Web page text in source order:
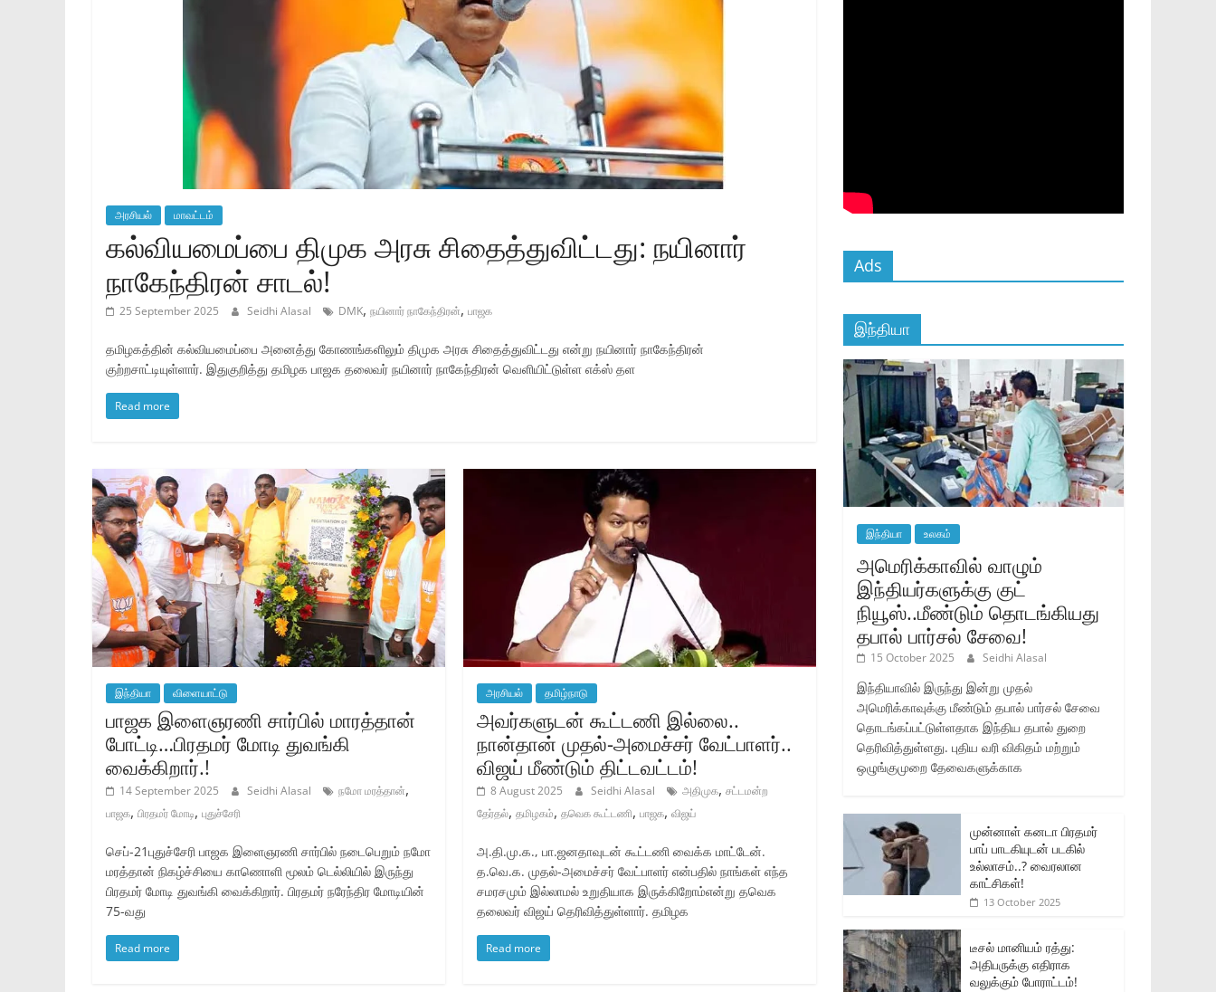
அரசியல் மாவட்டம்
கல்வியமைப்பை திமுக அரசு சிதைத்துவிட்டது: நயினார்
நாகேந்திரன் சாடல்!
25 September 2025 Seidhi Alasal DMK, நயினார் நாகேந்திரன், பாஜக
தமிழகத்தின் கல்வியமைப்பை அனைத்து கோணங்களிலும் திமுக அரசு சிதைத்துவிட்டது என்று நயினார் நாகேந்திரன்
குற்றசாட்டியுள்ளார். இதுகுறித்து தமிழக பாஜக தலைவர் நயினார் நாகேந்திரன் வெளியிட்டுள்ள எக்ஸ் தள
Read more
இந்தியா விளையாட்டு
பாஜக இளைஞரணி சார்பில் மாரத்தான்
போட்டி…பிரதமர் மோடி துவங்கி
வைக்கிறார்.!
14 September 2025 Seidhi Alasal நமோ மரத்தான்,
பாஜக, பிரதமர் மோடி, புதுச்சேரி
செப்-21புதுச்சேரி பாஜக இளைஞரணி சார்பில் நடைபெறும் நமோ
மரத்தான் நிகழ்ச்சியை காணொளி மூலம் டெல்லியில் இருந்து
பிரதமர் மோடி துவங்கி வைக்கிறார். பிரதமர் நரேந்திர மோடியின்
75-வது
Read more
அரசியல் தமிழ்நாடு
அவர்களுடன் கூட்டணி இல்லை..
நான்தான் முதல்-அமைச்சர் வேட்பாளர்..
விஜய் மீண்டும் திட்டவட்டம்!
8 August 2025 Seidhi Alasal அதிமுக,சட்டமன்ற
தேர்தல்,தமிழகம்,தவெக கூட்டணி,பாஜக,விஜய்
அ.தி.மு.க., பா.ஜனதாவுடன் கூட்டணி வைக்க மாட்டேன்.
த.வெ.க. முதல்-அமைச்சர் வேட்பாளர் என்பதில் நாங்கள் எந்த
சமரசமும் இல்லாமல் உறுதியாக இருக்கிறோம்என்று தவெக
தலைவர் விஜய் தெரிவித்துள்ளார். தமிழக
Read more
Ads
இந்தியா
இந்தியா உலகம்
அமெரிக்காவில் வாழும்
இந்தியர்களுக்கு குட்
நியூஸ்..மீண்டும் தொடங்கியது
தபால் பார்சல் சேவை!
15 October 2025 Seidhi Alasal
இந்தியாவில் இருந்து இன்று முதல்
அமெரிக்காவுக்கு மீண்டும் தபால் பார்சல் சேவை
தொடங்கப்பட்டுள்ளதாக இந்திய தபால் துறை
தெரிவித்துள்ளது. புதிய வரி விகிதம் மற்றும்
ஒழுங்குமுறை தேவைகளுக்காக
முன்னாள் கனடா பிரதமர்
பாப் பாடகியுடன் படகில்
உல்லாசம்..? வைரலான
காட்சிகள்!
13 October 2025
டீசல் மானியம் ரத்து:
அதிபருக்கு எதிராக
வலுக்கும் போராட்டம்!